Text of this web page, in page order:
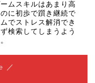
ムスキルはあまり高
に初歩で躓き継続で
でストレス解消でき
検索してしまうよう
／